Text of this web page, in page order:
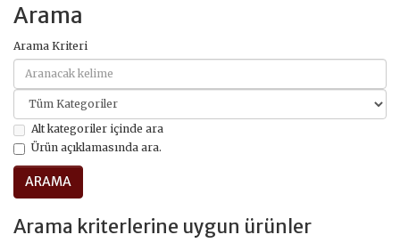
Arama
Arama Kriteri
Alt kategoriler içinde ara
Ürün açıklamasında ara.
Arama kriterlerine uygun ürünler